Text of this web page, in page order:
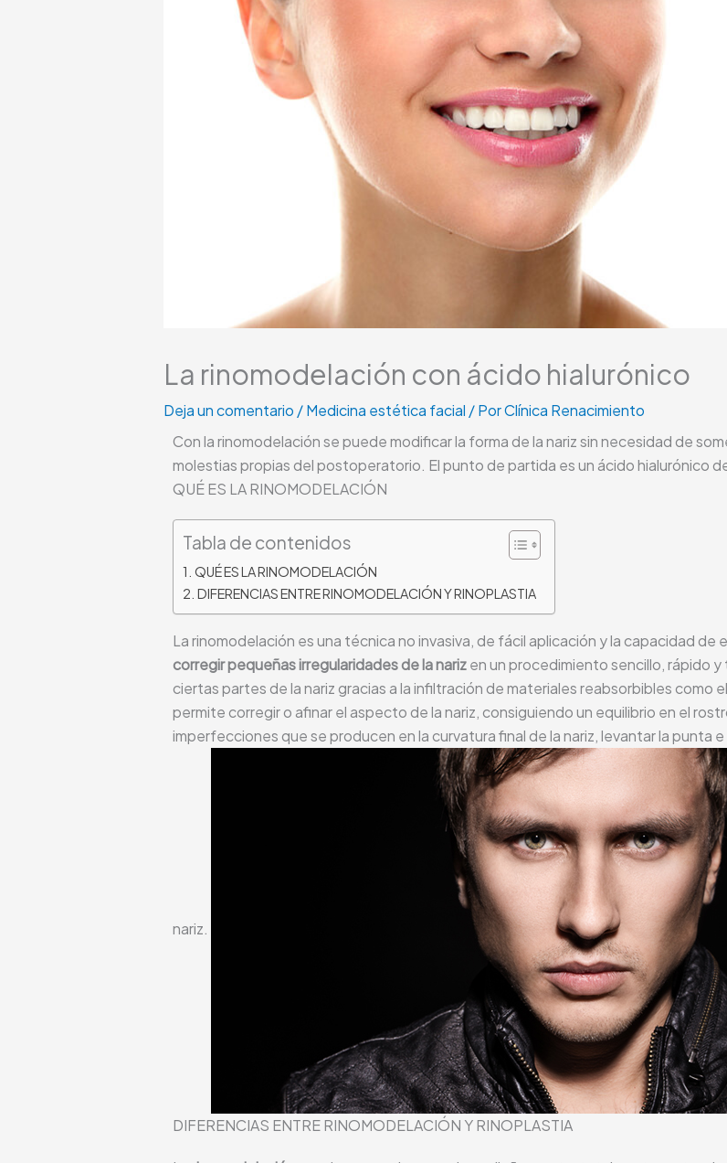
La rinomodelación con ácido hialurónico
Deja un comentario /Medicina estética facial / PorClínica Renacimiento
Con la rinomodelación se puede modificar la forma de la nariz sin necesidad de
molestias propias del postoperatorio. El punto de partida es un ácido hialurónico
QUÉ ES LA RINOMODELACIÓN
Tabla de contenidos
QUÉ ES LA RINOMODELACIÓN
DIFERENCIAS ENTRE RINOMODELACIÓN Y RINOPLASTIA
La rinomodelación es una técnica no invasiva, de fácil aplicación y la capacidad
corregir pequeñas irregularidades de la narizen un procedimiento sencillo, rápido
ciertas partes de la nariz gracias a la infiltración de materiales reabsorbibles como el
permite corregir o afinar el aspecto de la nariz, consiguiendo un equilibrio en el
imperfecciones que se producen en la curvatura final de la nariz, levantar la punta
nariz.
DIFERENCIAS ENTRE RINOMODELACIÓN Y RINOPLASTIA